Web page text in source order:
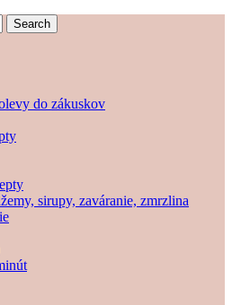
do zákuskov
sirupy, zaváranie, zmrzlina